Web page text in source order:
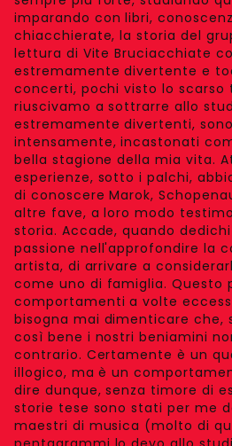
imparando con libri,
chiacchierate, la storia del
lettura di Vite Bruciacchiate
estremamente divertente e
concerti, pochi visto lo scarso
riuscivamo a sottrarre allo
estremamente divertenti,
intensamente, incastonati
bella stagione della mia vita.
esperienze, sotto i palchi,
di conoscere Marok,
altre fave, a loro modo
storia. Accade, quando
passione nell'approfondire la
artista, di arrivare a
come uno di famiglia. Questo
comportamenti a volte
bisogna mai dimenticare che,
così bene i nostri beniamini
contrario. Certamente è un
illogico, ma è un
dire dunque, senza timore di
storie tese sono stati per me
maestri di musica (molto di